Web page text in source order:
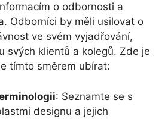
o odbornosti a
Odborníci by měli usilovat o
ve svém vyjadřování,
svých klientů a kolegů. Zde je
tímto směrem ubírat:
: Seznamte se s
designu a jejich